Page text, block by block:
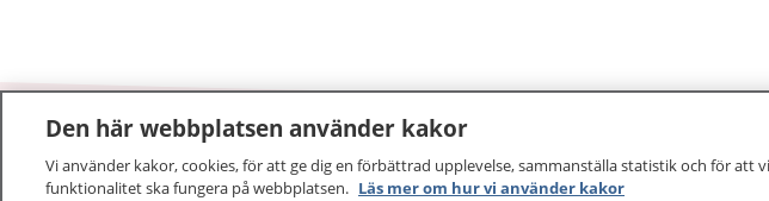
1177 –tryggt om din hälsa och vård
Den här webbplatsen använder kakor
Vi använder kakor, cookies, för att ge dig en förbättrad upplevelse, sammanställa statistik och för att
funktionalitet ska fungera på webbplatsen. Läs mer om hur vi använder kakor